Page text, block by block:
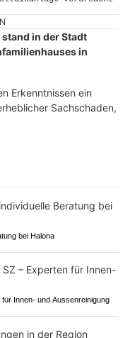
in der Stadt
in
Erkenntnissen ein
Sachschaden,
bei Halona
Innen- und Aussenreinigung